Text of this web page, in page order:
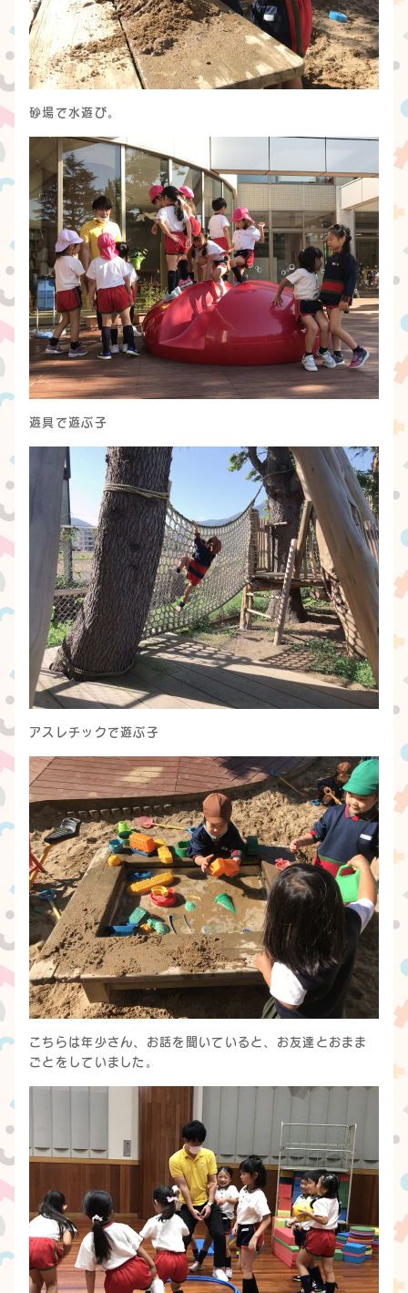
砂場で水遊び。
遊具で遊ぶ子
アスレチックで遊ぶ子
こちらは年少さん、お話を聞いていると、お友達とおまま
ごとをしていました。